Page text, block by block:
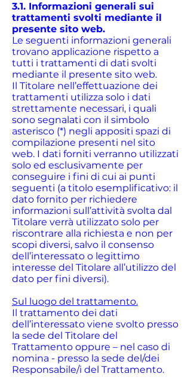
3.1. Informazioni generali sui
trattamenti svolti mediante il
presente sito web.
Le seguenti informazioni generali
trovano applicazione rispetto a
tutti i trattamenti di dati svolti
mediante il presente sito web.
Il Titolare nell’effettuazione dei
trattamenti utilizza solo i dati
strettamente necessari, i quali
sono segnalati con il simbolo
asterisco (*) negli appositi spazi di
compilazione presenti nel sito
web. I dati forniti verranno utilizzati
solo ed esclusivamente per
conseguire i fini di cui ai punti
seguenti (a titolo esemplificativo: il
dato fornito per richiedere
informazioni sull’attività svolta dal
Titolare verrà utilizzato solo per
riscontrare alla richiesta e non per
scopi diversi, salvo il consenso
dell’interessato o legittimo
interesse del Titolare all’utilizzo del
dato per fini diversi).
Sul luogo del trattamento.
Il trattamento dei dati
dell’interessato viene svolto presso
la sede del Titolare del
Trattamento oppure – nel caso di
nomina - presso la sede del/dei
Responsabile/i del Trattamento.